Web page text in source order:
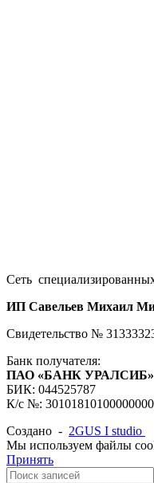
Сеть
ИП Савельев Михаил
Свидетельство №
Банк получателя:
ПАО «БАНК УРАЛСИБ»
БИК: 044525787
К/с №:
Создано - 2GUS I studio
Мы используем файлы
Принять